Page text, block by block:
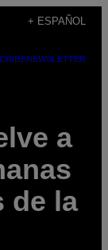
+ ESPAÑOL
NEWSLETTER
a
de la